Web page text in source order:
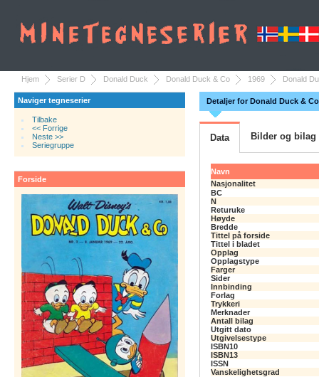
Hjem Serier D Donald Duck Donald Duck & Co 1969 Donald
Naviger tegneserier
Tilbake
<< Forrige
Neste >>
Seriegruppe
Forside
Detaljer for Donald Duck & Co
Data Bilder og bilag
Navn
Nasjonalitet
BC
N
Returuke
Høyde
Bredde
Tittel på forside
Tittel i bladet
Opplag
Opplagstype
Farger
Sider
Innbinding
Forlag
Trykkeri
Merknader
Antall bilag
Utgitt dato
Utgivelsestype
ISBN10
ISBN13
ISSN
Vanskelighetsgrad